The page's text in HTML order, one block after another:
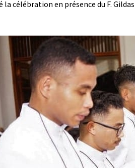
la célébration en présence du F.